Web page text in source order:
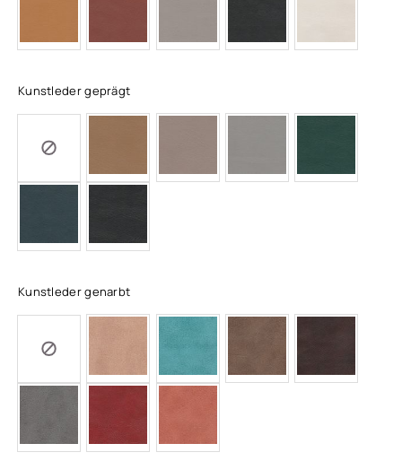
Kunstleder geprägt
Kunstleder genarbt